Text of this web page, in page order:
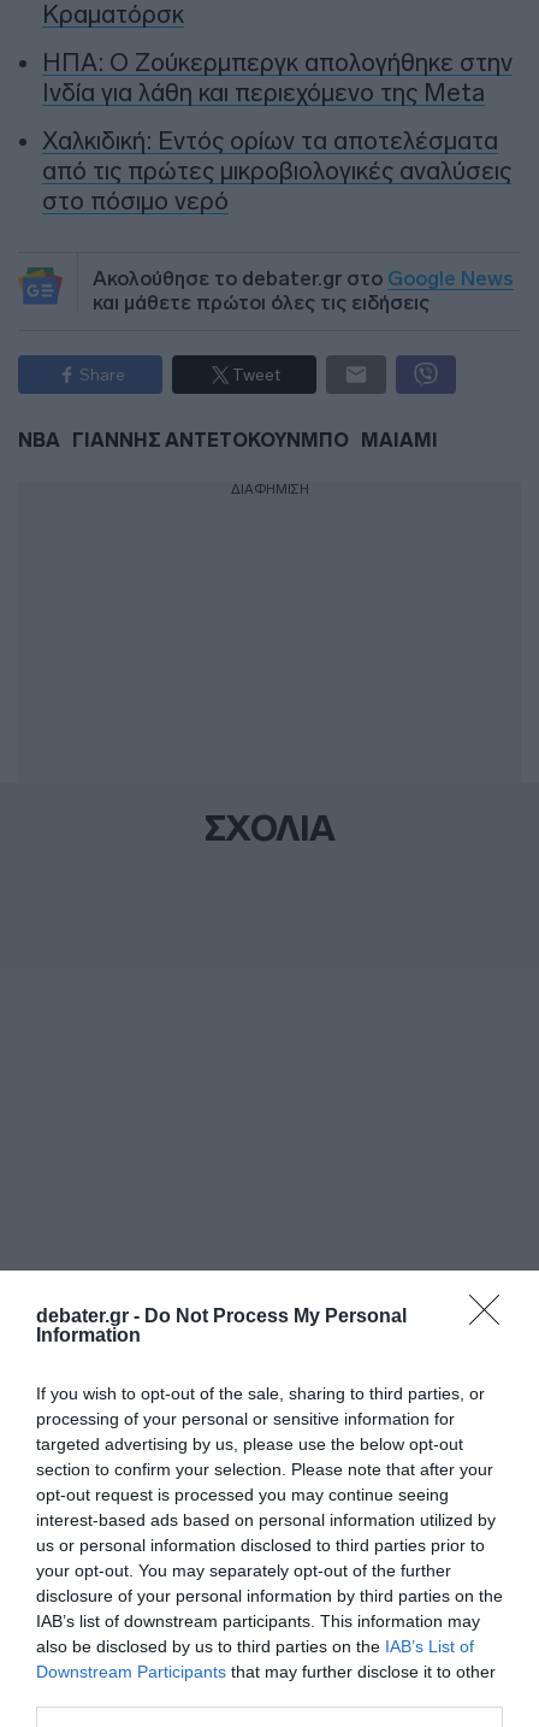
debater.gr - Do Not Process My Personal
Information
If you wish to opt-out of the sale, sharing to third parties, or
processing of your personal or sensitive information for
targeted advertising by us, please use the below opt-out
section to confirm your selection. Please note that after your
opt-out request is processed you may continue seeing
interest-based ads based on personal information utilized by
us or personal information disclosed to third parties prior to
your opt-out. You may separately opt-out of the further
disclosure of your personal information by third parties on the
IAB’s list of downstream participants. This information may
also be disclosed by us to third parties on the IAB’s List of
Downstream Participants that may further disclose it to other
Κραματόρσκ
ΗΠΑ: Ο Ζούκερμπεργκ απολογήθηκε στην
Ινδία για λάθη και περιεχόμενο της Meta
Χαλκιδική: Εντός ορίων τα αποτελέσματα
από τις πρώτες μικροβιολογικές αναλύσεις
στο πόσιμο νερό
Ακολούθησε το debater.gr στο Google News
και μάθετε πρώτοι όλες τις ειδήσεις
Share Tweet
NBA ΓΙΑΝΝΗΣ ΑΝΤΕΤΟΚΟΥΝΜΠΟ ΜΑΙΑΜΙ
ΔΙΑΦΗΜΙΣΗ
ΣΧΟΛΙΑ
ΑΘΛΗΤΙΚΑ